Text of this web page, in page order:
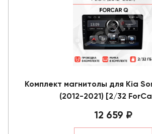
Комплект магнитолы для Kia
(2012-2021) [2/32
12 659 ₽